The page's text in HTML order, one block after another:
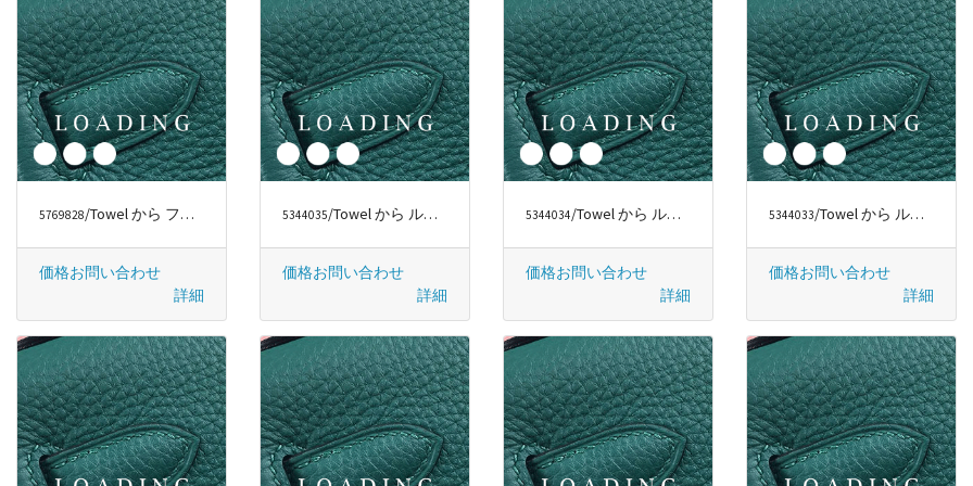
5769828/Towel から ファッションラグジュアリー
価格お問い合わせ
詳細
5344035/Towel から ルイヴィトン/LOUIS VUITTON
価格お問い合わせ
詳細
5344034/Towel から ルイヴィトン/LOUIS VUITTON
価格お問い合わせ
詳細
5344033/Towel から ルイヴィトン/LOUIS VUITTON
価格お問い合わせ
詳細